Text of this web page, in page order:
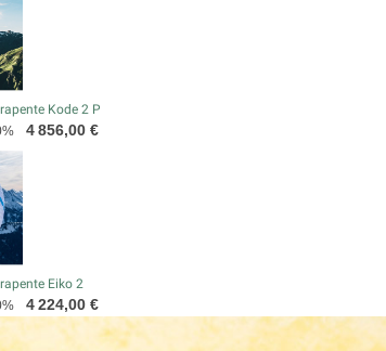
Kode 2 P
Prix
4 856,00 €
Eiko 2
Prix
4 224,00 €